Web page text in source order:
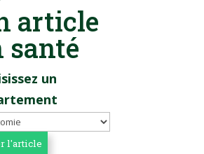
article
santé
un